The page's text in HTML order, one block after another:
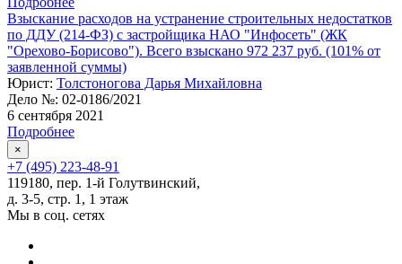
Взыскание расходов на устранение строительных недостатков
по ДДУ (214-ФЗ) с застройщика НАО "Инфосеть" (ЖК
"Орехово-Борисово"). Всего взыскано 972 237 руб. (101% от
заявленной суммы)
Юрист: Толстоногова Дарья Михайловна
Дело №: 02-0186/2021
6 сентября 2021
Подробнее
×
+7 (495) 223-48-91
119180, пер. 1-й Голутвинский,
д. 3-5, стр. 1, 1 этаж
Мы в соц. сетях